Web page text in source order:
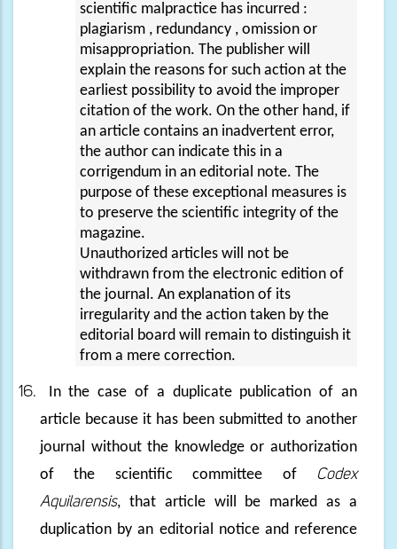
scientific malpractice has incurred :
plagiarism , redundancy , omission or
misappropriation. The publisher will
explain the reasons for such action at the
earliest possibility to avoid the improper
citation of the work. On the other hand, if
an article contains an inadvertent error,
the author can indicate this in a
corrigendum in an editorial note. The
purpose of these exceptional measures is
to preserve the scientific integrity of the
magazine.
Unauthorized articles will not be
withdrawn from the electronic edition of
the journal. An explanation of its
irregularity and the action taken by the
editorial board will remain to distinguish it
from a mere correction.
16.
In the case of a duplicate publication of an
article because it has been submitted to another
journal without the knowledge or authorization
of the scientific committee of
Codex
Aquilarensis, that article will be marked as a
duplication by an editorial notice and reference